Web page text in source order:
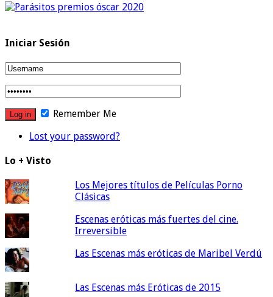
Iniciar Sesión
Remember Me
Lost your password?
Lo + Visto
Los Mejores títulos de Películas Porno
Clásicas
Escenas eróticas más fuertes del cine.
Irreversible
Las Escenas más eróticas de Maribel Verdú
Las Escenas más Eróticas de 2015